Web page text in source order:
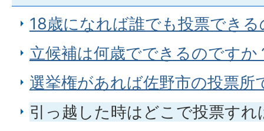
18歳になれば誰でも投票でき
立候補は何歳でできるのですか
選挙権があれば佐野市の投票所
引っ越した時はどこで投票す